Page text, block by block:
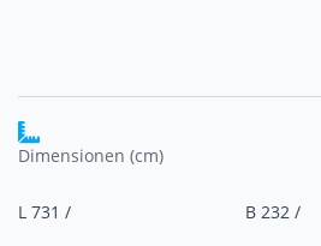
Dimensionen (cm)
L 731 / B 232 /